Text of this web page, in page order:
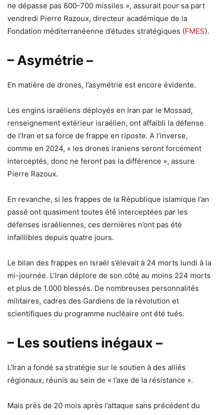
ne dépasse pas 600-700 missiles », assurait pour sa part
vendredi Pierre Razoux, directeur académique de la
Fondation méditerranéenne d’études stratégiques (FMES).
– Asymétrie –
En matière de drones, l’asymétrie est encore évidente.
Les engins israéliens déployés en Iran par le Mossad,
renseignement extérieur israélien, ont affaibli la défense
de l’Iran et sa force de frappe en riposte. A l’inverse,
comme en 2024, « les drones iraniens seront forcément
interceptés, donc ne feront pas la différence », assure
Pierre Razoux.
En revanche, si les frappes de la République islamique l’an
passé ont quasiment toutes été interceptées par les
défenses israéliennes, ces dernières n’ont pas été
infaillibles depuis quatre jours.
Le bilan des frappes en Israël s’élevait à 24 morts lundi à la
mi-journée. L’Iran déplore de son côté au moins 224 morts
et plus de 1.000 blessés. De nombreuses personnalités
militaires, cadres des Gardiens de la révolution et
scientifiques du programme nucléaire ont été tués.
– Les soutiens inégaux –
L’Iran a fondé sa stratégie sur le soutien à des alliés
régionaux, réunis au sein de « l’axe de la résistance ».
Mais près de 20 mois après l’attaque sans précédent du